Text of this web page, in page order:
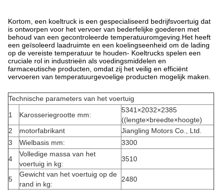
Kortom, een koeltruck is een gespecialiseerd bedrijfsvoertuig dat
is ontworpen voor het vervoer van bederfelijke goederen met
behoud van een gecontroleerde temperatuuromgeving.Het heeft
een geïsoleerd laadruimte en een koelingseenheid om de lading
op de vereiste temperatuur te houden- Koeltrucks spelen een
cruciale rol in industrieën als voedingsmiddelen en
farmaceutische producten, omdat zij het veilig en efficiënt
vervoeren van temperatuurgevoelige producten mogelijk maken.
Technische parameters van het voertuig
1 Karosseriegrootte mm:
5341×2032×2385
((lengte×breedte×hoogte)
2
motorfabrikant
Jiangling Motors Co., Ltd.
3
Wielbasis mm: 3300
4
Volledige massa van het
voertuig in kg:
3510
5
Gewicht van het voertuig op de
rand in kg:
2480